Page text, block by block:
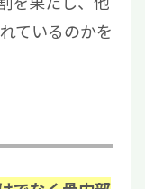
ているのかを